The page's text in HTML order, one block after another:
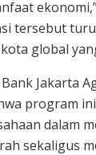
tersebut
global
Jakarta
program
dalam
sekaligus